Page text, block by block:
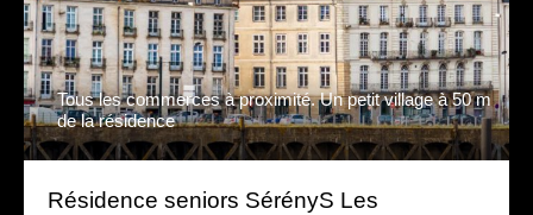
Tous les commerces à proximité. Un petit village à 50 m
de la résidence
Résidence seniors SérényS Les